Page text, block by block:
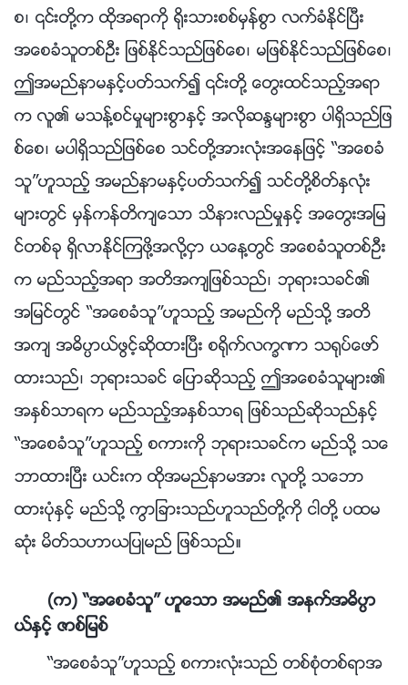
စ၊ ၎တို႔က ထိုအရာကို ႐ိုးသားစစ္မွန္စြာ လက္ခံႏိုင္ၿပီး
အေစခံသူတစ္ဦး ျဖစ္ႏိုင္သည္ျဖစ္ေစ၊ မျဖစ္ႏိုင္သည္ျဖစ္ေစ၊
ဤအမည္နာမႏွင့္ပတ္သက္၍ ၎တို႔ ေတြးထင္သည့္အရာ
က လူ၏ မသန႔္စင္မႈမ်ားစြာႏွင့္ အလိုဆႏၵမ်ားစြာ ပါရွိသည္ျဖ
စ္ေစ၊ မပါရွိသည္ျဖစ္ေစ သင္တို႔အားလုံးအေနျဖင့္ “အေစခံ
သူ”ဟူသည့္ အမည္နာမႏွင့္ပတ္သက္၍ သင္တို႔စိတ္ႏွလုံး
မ်ားတြင္ မွန္ကန္တိက်ေသာ သိနားလည္မႈႏွင့္ အေတြးအျမ
င္တစ္ခု ရွိလာႏိုင္ၾကဖို႔အလို႔ငွာ ယေန႔တြင္ အေစခံသူတစ္ဦး
က မည္သည့္အရာ အတိအက်ျဖစ္သည္၊ ဘုရားသခင္၏
အျမင္တြင္ “အေစခံသူ”ဟူသည့္ အမည္ကို မည္သို႔ အတိ
အက် အဓိပၸာယ္ဖြင့္ဆိုထားၿပီး စ႐ိုက္လကၡဏာ သ႐ုပ္ေဖာ္
ထားသည္၊ ဘုရားသခင္ ေျပာဆိုသည့္ ဤအေစခံသူမ်ား၏
အႏွစ္သာရက မည္သည့္အႏွစ္သာရ ျဖစ္သည္ဆိုသည္ႏွင့္
“အေစခံသူ”ဟူသည့္ စကားကို ဘုရားသခင္က မည္သို႔ သေ
ဘာထားၿပီး ယင္းက ထိုအမည္နာမအား လူတို႔ သေဘာ
ထားပုံႏွင့္ မည္သို႔ ကြာျခားသည္ဟူသည္တို႔ကို ငါတို႔ ပထမ
ဆုံး မိတ္သဟာယျပဳမည္ ျဖစ္သည္။
(က) “အေစခံသူ” ဟူေသာ အမည္၏ အနက္အဓိပၸာ
ယ္ႏွင့္ ဇာစ္ျမစ္
“အေစခံသူ”ဟူသည့္ စကားလုံးသည္ တစ္စုံတစ္ရာအ